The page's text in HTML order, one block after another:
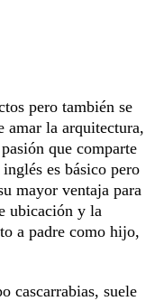
pero también se
amar la arquitectura,
que comparte
es básico pero
mayor ventaja para
ubicación y la
a padre como hijo,
cascarrabias, suele